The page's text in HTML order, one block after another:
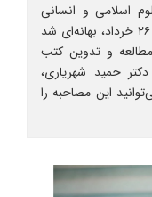
اسلامی و انسانی
دانشگاهی و مرجعیت علمی» روز دوشنبه ۲۶ خرداد، بهانه‌ای شد
و تدوین کتب
حمید شهریاری،
این مصاحبه را